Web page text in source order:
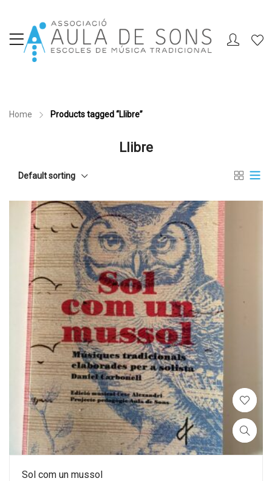
Home Products tagged “Llibre”
Llibre
Default sorting
Sol com un mussol